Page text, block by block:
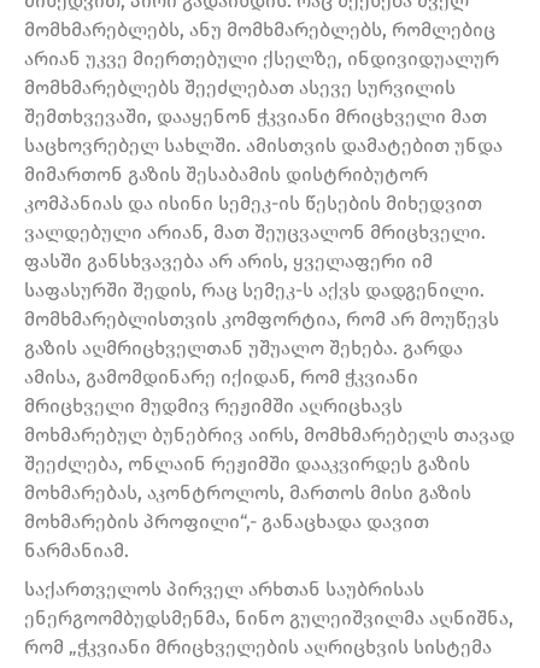
მომხმარებლებს, ანუ მომხმარებლებს, რომლებიც
არიან უკვე მიერთებული ქსელზე, ინდივიდუალურ
მომხმარებლებს შეეძლებათ ასევე სურვილის
შემთხვევაში, დააყენონ ჭკვიანი მრიცხველი მათ
საცხოვრებელ სახლში. ამისთვის დამატებით უნდა
მიმართონ გაზის შესაბამის დისტრიბუტორ
კომპანიას და ისინი სემეკ-ის წესების მიხედვით
ვალდებული არიან, მათ შეუცვალონ მრიცხველი.
ფასში განსხვავება არ არის, ყველაფერი იმ
საფასურში შედის, რაც სემეკ-ს აქვს დადგენილი.
მომხმარებლისთვის კომფორტია, რომ არ მოუწევს
გაზის აღმრიცხველთან უშუალო შეხება. გარდა
ამისა, გამომდინარე იქიდან, რომ ჭკვიანი
მრიცხველი მუდმივ რეჟიმში აღრიცხავს
მოხმარებულ ბუნებრივ აირს, მომხმარებელს თავად
შეეძლება, ონლაინ რეჟიმში დააკვირდეს გაზის
მოხმარებას, აკონტროლოს, მართოს მისი გაზის
მოხმარების პროფილი“,- განაცხადა დავით
ნარმანიამ.
საქართველოს პირველ არხთან საუბრისას
ენერგოომბუდსმენმა, ნინო გულეიშვილმა აღნიშნა,
რომ „ჭკვიანი მრიცხველების აღრიცხვის სისტემა